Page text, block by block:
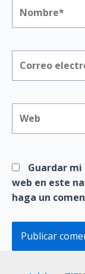
electrónico*
Guardar
web en este
haga un